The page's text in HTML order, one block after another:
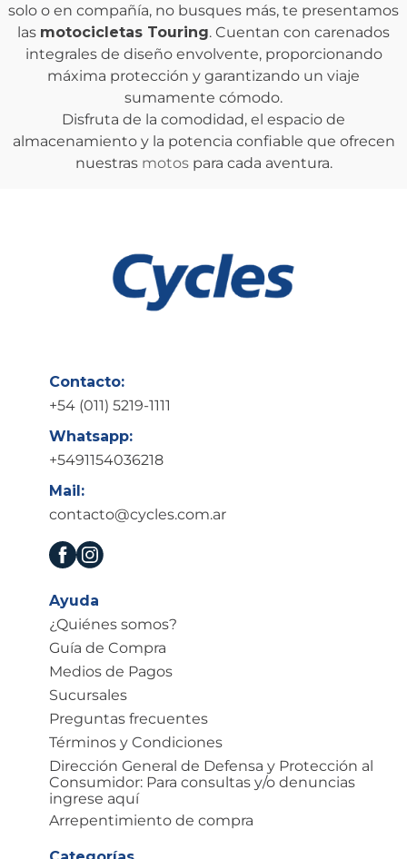
solo o en compañía, no busques más, te presentamos
las motocicletas Touring. Cuentan con carenados
integrales de diseño envolvente, proporcionando
máxima protección y garantizando un viaje
sumamente cómodo.
Disfruta de la comodidad, el espacio de
almacenamiento y la potencia confiable que ofrecen
nuestras motospara cada aventura.
Contacto:
+54 (011) 5219-1111
Whatsapp:
+5491154036218
Mail:
contacto@cycles.com.ar
Ayuda
¿Quiénes somos?
Guía de Compra
Medios de Pagos
Sucursales
Preguntas frecuentes
Términos y Condiciones
Dirección General de Defensa y Protección al
Consumidor: Para consultas y/o denuncias
ingrese aquí
Arrepentimiento de compra